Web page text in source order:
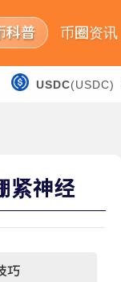
科普 币圈资讯
USDC(USDC)
紧神经
巧